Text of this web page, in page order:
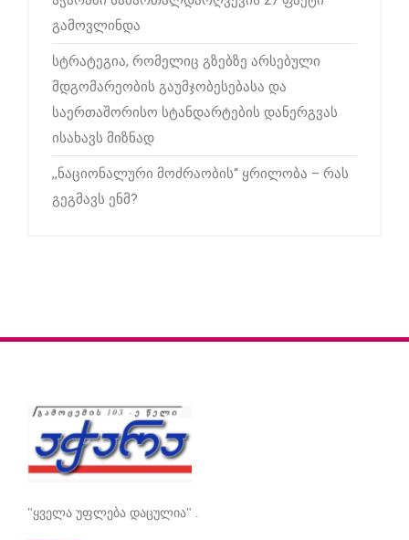
გამოვლინდა
სტრატეგია, რომელიც გზებზე არსებული
მდგომარეობის გაუმჯობესებასა და
საერთაშორისო სტანდარტების დანერგვას
ისახავს მიზნად
,,ნაციონალური მოძრაობის“ ყრილობა – რას
გეგმავს ენმ?
"ყველა უფლება დაცულია" .